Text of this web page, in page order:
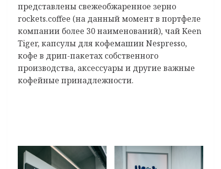
представлены свежеобжаренное зерно
rockets.coffee (на данный момент в портфеле
компании более 30 наименований), чай Keen
Tiger, капсулы для кофемашин Nespresso,
кофе в дрип-пакетах собственного
производства, аксессуары и другие важные
кофейные принадлежности.